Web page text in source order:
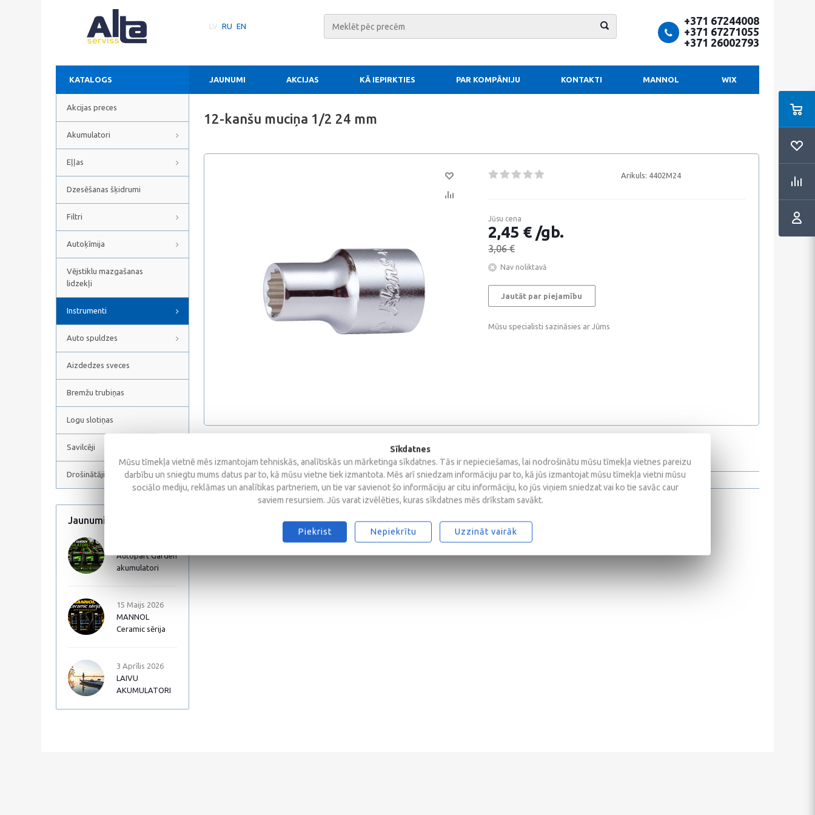
LV RU EN
+371 67244008
+371 67271055
+371 26002793
KATALOGS JAUNUMI AKCIJAS KĀ IEPIRKTIES PAR KOMPĀNIJU KONTAKTI MANNOL WIX
Akcijas preces
Akumulatori
Eļļas
Dzesēšanas šķidrumi
Filtri
Autoķīmija
Vējstiklu mazgašanas
lidzekļi
Instrumenti
Auto spuldzes
Aizdedzes sveces
Bremžu trubiņas
Logu slotiņas
Savilcēji
Drošinātāji
Jaunumi
Autopart Garden
akumulatori
15 Maijs 2026
MANNOL
Ceramic sērija
3 Aprīlis 2026
LAIVU
AKUMULATORI
12-kanšu muciņa 1/2 24 mm
Arikuls: 4402M24
Jūsu cena
2,45 € /gb.
3,06 €
Nav noliktavā
Jautāt par piejamību
Mūsu specialisti sazināsies ar Jūms
Atsauksmes
Sīkdatnes
Mūsu tīmekļa vietnē mēs izmantojam tehniskās, analītiskās un mārketinga sīkdatnes. Tās ir nepieciešamas, lai nodrošinātu mūsu tīmekļa vietnes pareizu
darbību un sniegtu mums datus par to, kā mūsu vietne tiek izmantota. Mēs arī sniedzam informāciju par to, kā jūs izmantojat mūsu tīmekļa vietni mūsu
sociālo mediju, reklāmas un analītikas partneriem, un tie var savienot šo informāciju ar citu informāciju, ko jūs viņiem sniedzat vai ko tie savāc caur
saviem resursiem. Jūs varat izvēlēties, kuras sīkdatnes mēs drīkstam savākt.
Piekrist Nepiekrītu Uzzināt vairāk